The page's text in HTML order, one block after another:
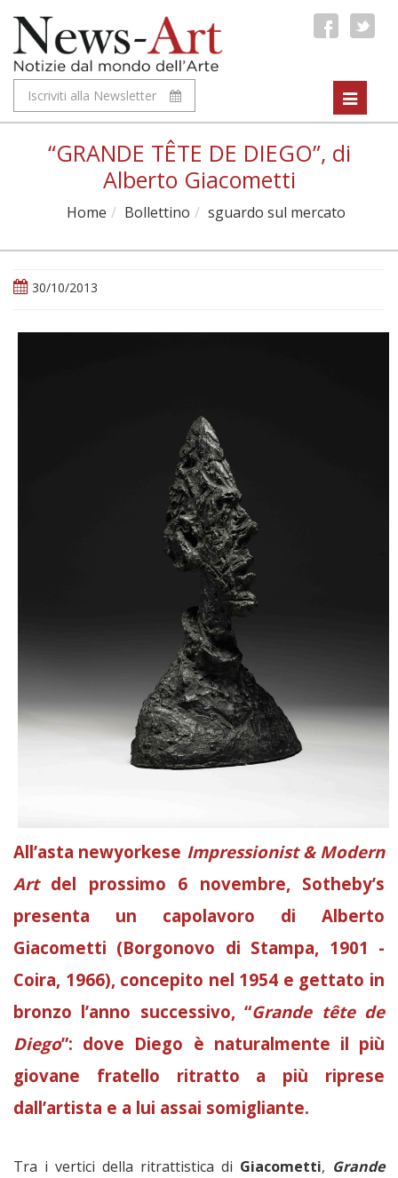
Iscriviti alla Newsletter
Toggle
“GRANDE TÊTE DE DIEGO”, di
Alberto Giacometti
Home Bollettino sguardo sul mercato
30/10/2013
All’asta newyorkese Impressionist & Modern
Artdel prossimo 6 novembre, Sotheby’s
presenta un capolavoro di Alberto
Giacometti (Borgonovo di Stampa, 1901 -
Coira, 1966), concepito nel 1954 e gettato in
bronzo l’anno successivo, “Grande tête de
Diego”: dove Diego è naturalmente il più
giovane fratello ritratto a più riprese
dall’artista e a lui assai somigliante.
Tra i vertici della ritrattistica di Giacometti, Grande